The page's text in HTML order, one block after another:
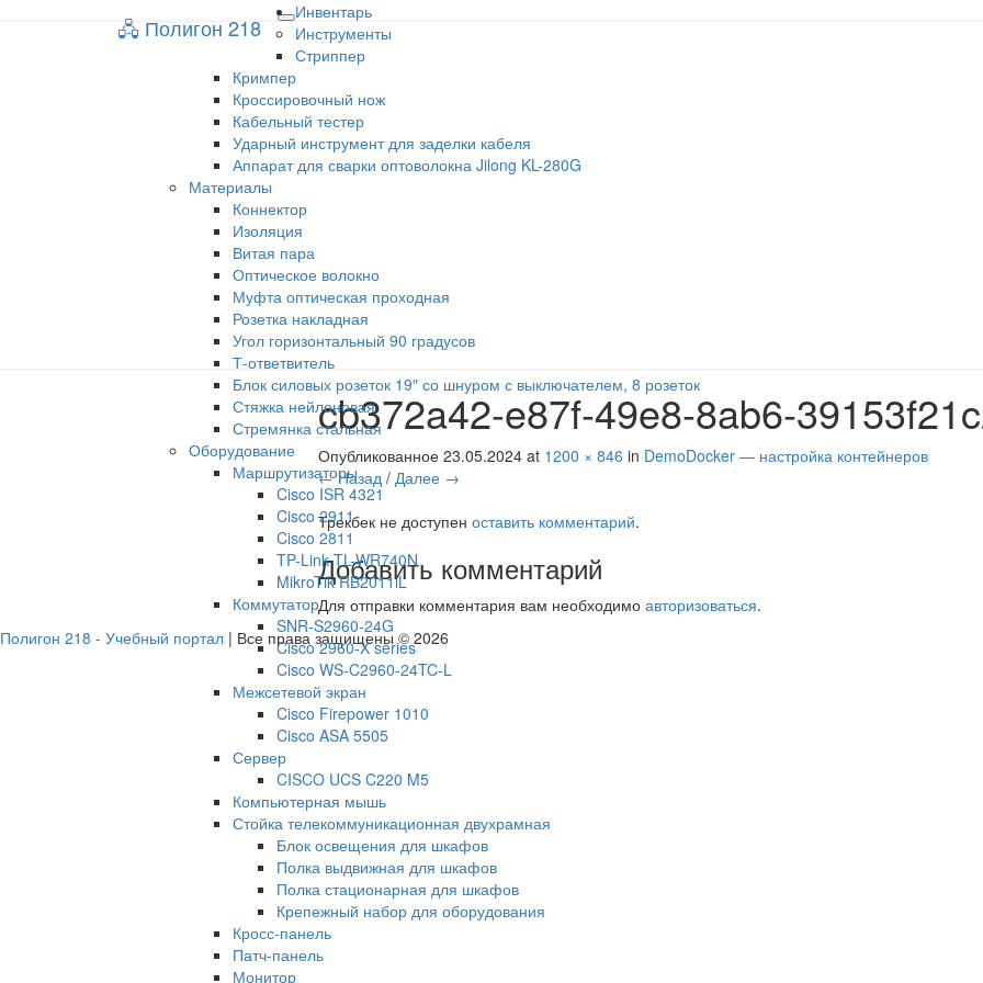
Toggle
navigation
🖧 Полигон 218
Инвентарь
Инструменты
Стриппер
Кримпер
Кроссировочный нож
Кабельный тестер
Ударный инструмент для заделки кабеля
Аппарат для сварки оптоволокна Jilong KL-280G
Материалы
Коннектор
Изоляция
Витая пара
Оптическое волокно
Муфта оптическая проходная
Розетка накладная
Угол горизонтальный 90 градусов
Т-ответвитель
Блок силовых розеток 19″ со шнуром с выключателем, 8 розеток
Стяжка нейлоновая
Стремянка стальная
Оборудование
Маршрутизаторы
Cisco ISR 4321
Cisco 2911
Cisco 2811
TP-Link TL-WR740N
MikroTik RB2011iL
Коммутатор
SNR-S2960-24G
Cisco 2960-X series
Cisco WS-C2960-24TC-L
Межсетевой экран
Cisco Firepower 1010
Cisco ASA 5505
Сервер
CISCO UCS C220 M5
Компьютерная мышь
Стойка телекоммуникационная двухрамная
Блок освещения для шкафов
Полка выдвижная для шкафов
Полка стационарная для шкафов
Крепежный набор для оборудования
Кросс-панель
Патч-панель
Монитор
🖧 Полигон 218
Учебный портал
cb372a42-e87f-49e8-8ab6-
Опубликованное23.05.2024 at 1200 × 846 in DemoDocker — настройка контейнеров
← Назад /Далее →
Трекбек не доступеноставить комментарий.
Добавить комментарий
Для отправки комментария вам необходимоавторизоваться.
Полигон 218 - Учебный портал | Все права защищены © 2026